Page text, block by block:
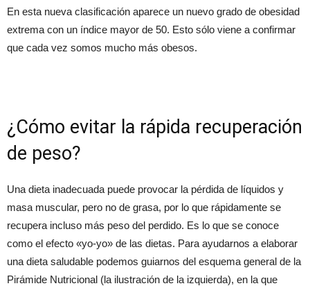
En esta nueva clasificación aparece un nuevo grado de obesidad
extrema con un índice mayor de 50. Esto sólo viene a confirmar
que cada vez somos mucho más obesos.
¿Cómo evitar la rápida recuperación
de peso?
Una dieta inadecuada puede provocar la pérdida de líquidos y
masa muscular, pero no de grasa, por lo que rápidamente se
recupera incluso más peso del perdido. Es lo que se conoce
como el efecto «yo-yo» de las dietas. Para ayudarnos a elaborar
una dieta saludable podemos guiarnos del esquema general de la
Pirámide Nutricional (la ilustración de la izquierda), en la que